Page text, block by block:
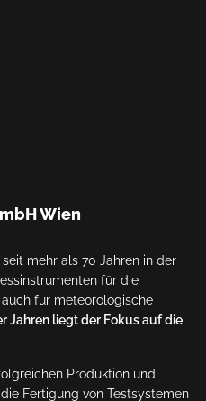
Wien
mehr als 70 Jahren in der
für die
für meteorologische
Jahren liegt der Fokus auf die
Produktion und
Fertigung von Testsystemen